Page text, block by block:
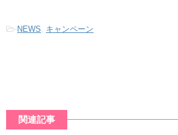
-NEWS, キャンペーン
関連記事